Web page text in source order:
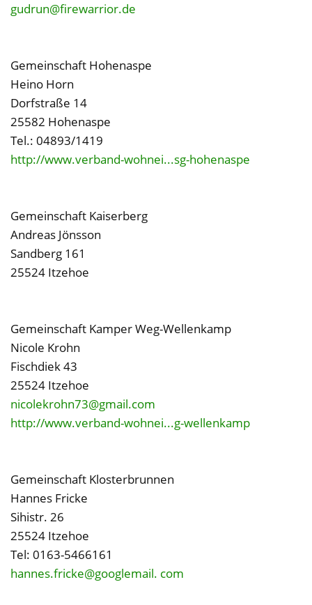
gudrun@firewarrior.de
Gemeinschaft Hohenaspe
Heino Horn
Dorfstraße 14
25582 Hohenaspe
Tel.: 04893/1419
http://www.verband-wohnei...sg-hohenaspe
Gemeinschaft Kaiserberg
Andreas Jönsson
Sandberg 161
25524 Itzehoe
Gemeinschaft Kamper Weg-Wellenkamp
Nicole Krohn
Fischdiek 43
25524 Itzehoe
nicolekrohn73@gmail.com
http://www.verband-wohnei...g-wellenkamp
Gemeinschaft Klosterbrunnen
Hannes Fricke
Sihistr. 26
25524 Itzehoe
Tel: 0163-5466161
hannes.fricke@googlemail. com